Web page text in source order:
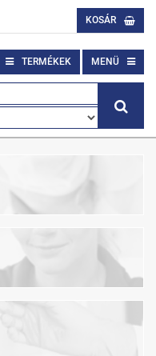
KOSÁR
TERMÉKEK MENÜ